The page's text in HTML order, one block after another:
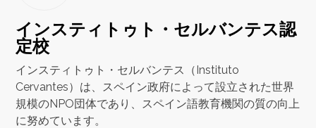
インスティトゥト・セルバンテス認
定校
インスティトゥト・セルバンテス（Instituto
Cervantes）は、スペイン政府によって設立された世界
規模のNPO団体であり、スペイン語教育機関の質の向上
に努めています。